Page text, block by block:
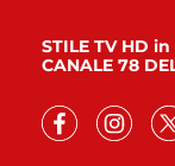
STILE TV HD
CANALE 78